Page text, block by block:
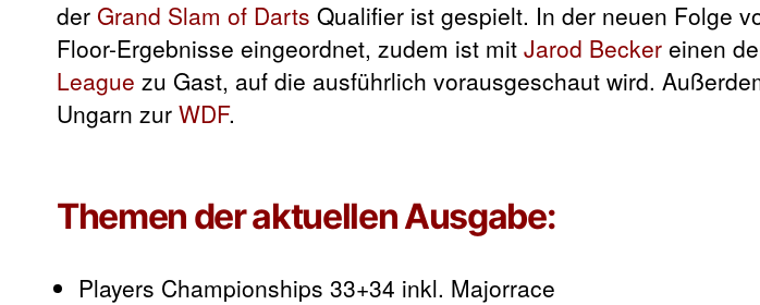
der Grand Slam of Darts Qualifier ist gespielt. In der neuen Folge
Floor-Ergebnisse eingeordnet, zudem ist mit Jarod Becker einen
League zu Gast, auf die ausführlich vorausgeschaut wird.
Ungarn zur WDF.
Themen der aktuellen Ausgabe:
Players Championships 33+34 inkl. Majorrace